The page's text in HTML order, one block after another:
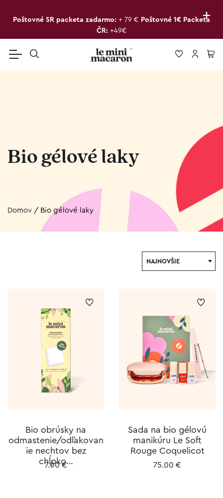
+
Poštovné SR packeta zadarmo: + 79 € Poštovné 1€ Packeta
ČR: +49€
Bio gélové laky
Domov / Bio gélové laky
NAJNOVŠIE
Bio obrúsky na
odmastenie/odľakovan
ie nechtov bez
chĺpko…
7.00€
Sada na bio gélovú
manikúru Le Soft
Rouge Coquelicot
75.00 €